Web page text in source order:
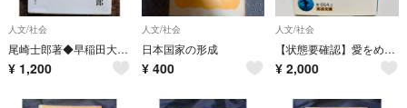
人文/社会
尾崎士郎著◆早稲田大学◆第一刷/岩波書店
¥ 1,200
人文/社会
日本国家の形成
¥ 400
人文/社会
【状態要確認】愛をめぐる対話 他三篇 プルタルコス
¥ 2,000